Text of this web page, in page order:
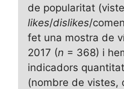
de popularitat
likes/dislikes/
fet una mostra de
2017 (n = 368) i
indicadors
(nombre de vistes,